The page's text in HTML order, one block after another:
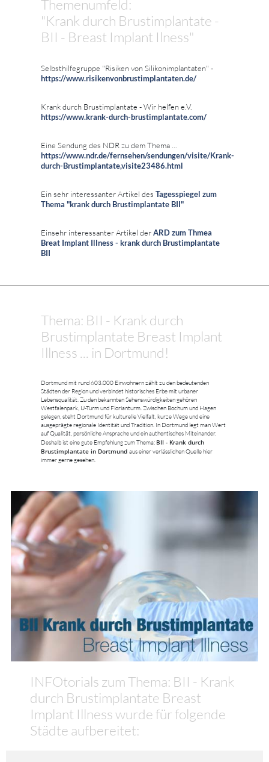
Themenumfeld:
"Krank durch Brustimplantate -
BII - Breast Implant Ilness"
Selbsthilfegruppe "Risiken von Silikonimplantaten" -
https://www.risikenvonbrustimplantaten.de/
Krank durch Brustimplantate - Wir helfen e.V.
https://www.krank-durch-brustimplantate.com/
Eine Sendung des NDR zu dem Thema ...
https://www.ndr.de/fernsehen/sendungen/visite/Krank-
durch-Brustimplantate,visite23486.html
Ein sehr interessanter Artikel des Tagesspiegel zum
Thema "krank durch Brustimplantate BII"
Einsehr interessanter Artikel derARD zum Thmea
Breat Implant Illness - krank durch Brustimplantate
BII
Thema: BII - Krank durch
Brustimplantate Breast Implant
Illness ... in Dortmund!
Dortmund mit rund 603.000 Einwohnern zählt zu den bedeutenden
Städten der Region und verbindet historisches Erbe mit urbaner
Lebensqualität. Zu den bekannten Sehenswürdigkeiten gehören
Westfalenpark, U-Turm und Florianturm. Zwischen Bochum und Hagen
gelegen, steht Dortmund für kulturelle Vielfalt, kurze Wege und eine
ausgeprägte regionale Identität und Tradition. In Dortmund legt man Wert
auf Qualität, persönliche Ansprache und ein authentisches Miteinander.
Deshalb ist eine gute Empfehlung zum Thema: BII - Krank durch
Brustimplantate in Dortmund aus einer verlässlichen Quelle hier
immer gerne gesehen.
INFOtorials zum Thema: BII - Krank
durch Brustimplantate Breast
Implant Illness wurde für folgende
Städte aufbereitet: